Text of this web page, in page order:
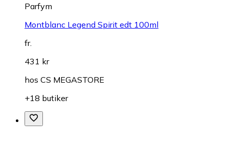
Parfym
Montblanc Legend Spirit edt 100ml
fr.
431 kr
hos CS MEGASTORE
+18 butiker